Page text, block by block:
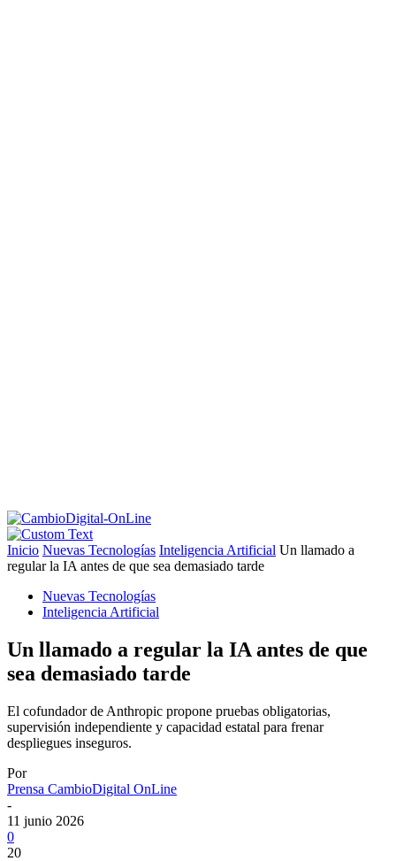
Inicio Nuevas Tecnologías Inteligencia Artificial Un llamado a
regular la IA antes de que sea demasiado tarde
Nuevas Tecnologías
Inteligencia Artificial
Un llamado a regular la IA antes de que
sea demasiado tarde
El cofundador de Anthropic propone pruebas obligatorias,
supervisión independiente y capacidad estatal para frenar
despliegues inseguros.
Por
Prensa CambioDigital OnLine
-
11 junio 2026
0
20